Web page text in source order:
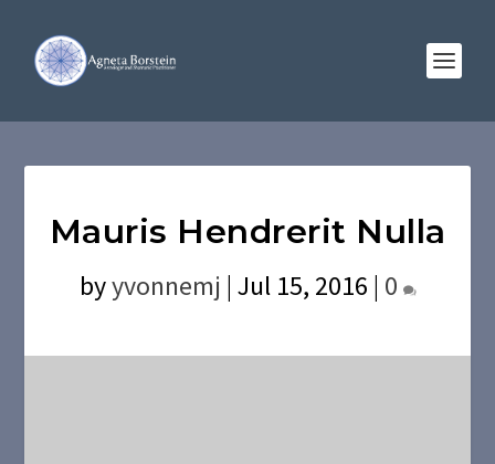
Mauris Hendrerit Nulla
byyvonnemj | Jul 15, 2016 | 0